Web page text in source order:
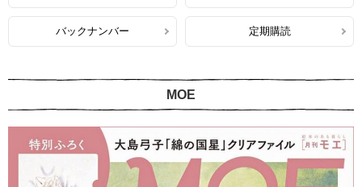
バックナンバー 定期購読
MOE